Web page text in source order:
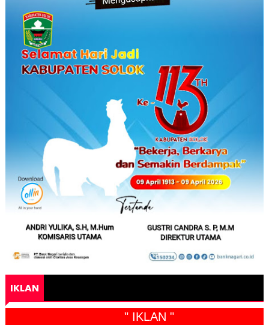
IKLAN
" IKLAN "